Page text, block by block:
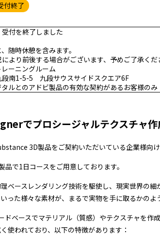
付終了
受付を終了しました
随時休憩を含みます。
より前後する場合がございます、予めご了承くだ
ーニングルーム
段南1-5-5 九段サウスサイドスクエア6F
ルとのアドビ製品の有効な契約があるお客様のみ
でプロシージャルテクスチャ作
3D製品をご契約いただいている企業様向
で1日コースをご用意しております。
ベースレンダリング技術を駆使し、現実世界の
った様々な素材が、まるで実物を手に取るかのよ
ベースでマテリアル（質感）やテクスチャを作成
使われており、以下の特徴があります：